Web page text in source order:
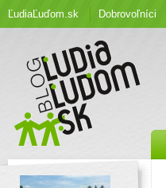
ĽudiaĽuďom.sk Dobrovoľníci